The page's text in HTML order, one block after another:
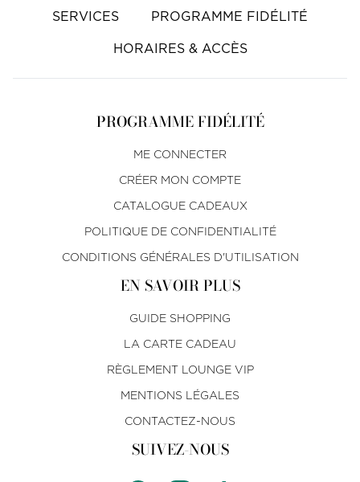
SERVICES PROGRAMME FIDÉLITÉ
HORAIRES & ACCÈS
PROGRAMME FIDÉLITÉ
ME CONNECTER
CRÉER MON COMPTE
CATALOGUE CADEAUX
POLITIQUE DE CONFIDENTIALITÉ
CONDITIONS GÉNÉRALES D'UTILISATION
EN SAVOIR PLUS
GUIDE SHOPPING
LA CARTE CADEAU
RÈGLEMENT LOUNGE VIP
MENTIONS LÉGALES
CONTACTEZ-NOUS
SUIVEZ-NOUS